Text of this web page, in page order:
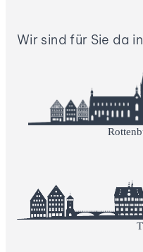
Wir sind für Sie da